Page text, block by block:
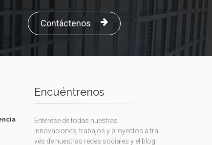
Contáctenos
Encuéntrenos
Enterése de todas nuestras
innovaciones, trabajos y proyectos a tra
vés de nuestras redes sociales y el blog